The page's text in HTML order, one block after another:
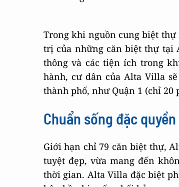
Trong khi nguồn cung biệt thự
trị của những căn biệt thự tại
thông và các tiện ích trong
hành, cư dân của Alta Villa
thành phố, như Quận 1 (chỉ 20
Chuẩn sống đặc
Giới hạn chỉ 79 căn biệt thự,
tuyệt đẹp, vừa mang đến
thời gian. Alta Villa đặc biệt